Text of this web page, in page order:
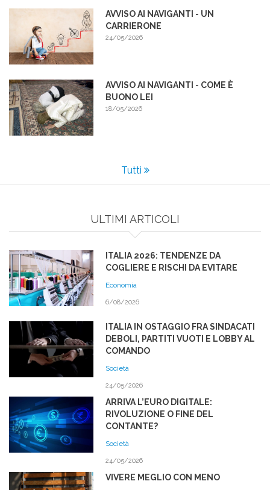
AVVISO AI NAVIGANTI - UN
CARRIERONE
24/05/2026
AVVISO AI NAVIGANTI - COME È
BUONO LEI
18/05/2026
Tutti
ULTIMI ARTICOLI
ITALIA 2026: TENDENZE DA
COGLIERE E RISCHI DA EVITARE
Economia
6/08/2026
ITALIA IN OSTAGGIO FRA SINDACATI
DEBOLI, PARTITI VUOTI E LOBBY AL
COMANDO
Società
24/05/2026
ARRIVA L’EURO DIGITALE:
RIVOLUZIONE O FINE DEL
CONTANTE?
Società
24/05/2026
VIVERE MEGLIO CON MENO